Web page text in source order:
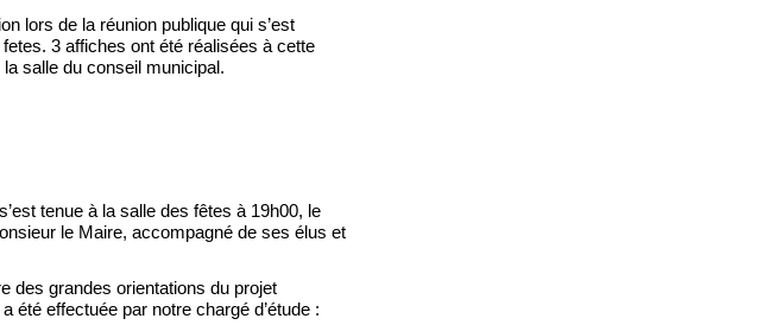
lors de la réunion publique qui s’est
3 affiches ont été réalisées à cette
salle du conseil municipal.
tenue à la salle des fêtes à 19h00, le
le Maire, accompagné de ses élus et
des grandes orientations du projet
été effectuée par notre chargé d’étude :